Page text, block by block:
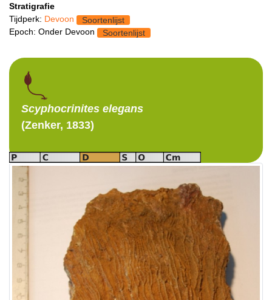
Stratigrafie
Tijdperk: Devoon
Soortenlijst
Epoch: Onder Devoon
Soortenlijst
Scyphocrinites elegans
(Zenker, 1833)